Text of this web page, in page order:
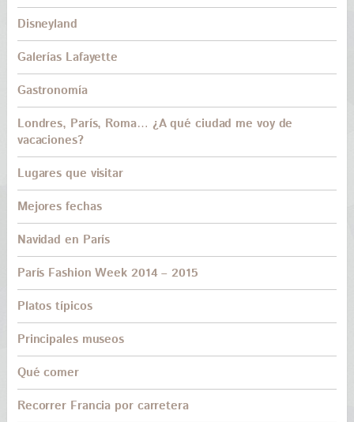
Disneyland
Galerías Lafayette
Gastronomía
Londres, París, Roma… ¿A qué ciudad me voy de
vacaciones?
Lugares que visitar
Mejores fechas
Navidad en París
París Fashion Week 2014 – 2015
Platos típicos
Principales museos
Qué comer
Recorrer Francia por carretera